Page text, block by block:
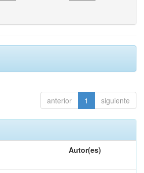
anterior 1 siguiente
Autor(es)